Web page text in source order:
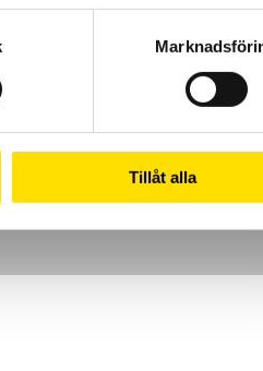
Tillåt alla
Om Oss